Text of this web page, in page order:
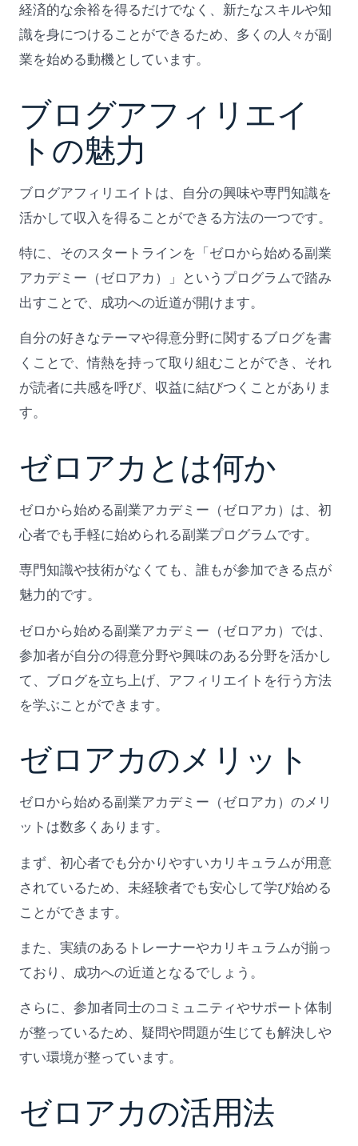
へ
の
経済的な余裕を得るだけでなく、新たなスキルや知
識を身につけることができるため、多くの人々が副
業を始める動機としています。
ブログアフィリエイ
トの魅力
ブログアフィリエイトは、自分の興味や専門知識を
活かして収入を得ることができる方法の一つです。
特に、そのスタートラインを「ゼロから始める副業
アカデミー（ゼロアカ）」というプログラムで踏み
出すことで、成功への近道が開けます。
自分の好きなテーマや得意分野に関するブログを書
くことで、情熱を持って取り組むことができ、それ
が読者に共感を呼び、収益に結びつくことがありま
す。
ゼロアカとは何か
ゼロから始める副業アカデミー（ゼロアカ）は、初
心者でも手軽に始められる副業プログラムです。
専門知識や技術がなくても、誰もが参加できる点が
魅力的です。
ゼロから始める副業アカデミー（ゼロアカ）では、
参加者が自分の得意分野や興味のある分野を活かし
て、ブログを立ち上げ、アフィリエイトを行う方法
を学ぶことができます。
ゼロアカのメリット
ゼロから始める副業アカデミー（ゼロアカ）のメリ
ットは数多くあります。
まず、初心者でも分かりやすいカリキュラムが用意
されているため、未経験者でも安心して学び始める
ことができます。
また、実績のあるトレーナーやカリキュラムが揃っ
ており、成功への近道となるでしょう。
さらに、参加者同士のコミュニティやサポート体制
が整っているため、疑問や問題が生じても解決しや
すい環境が整っています。
ゼロアカの活用法